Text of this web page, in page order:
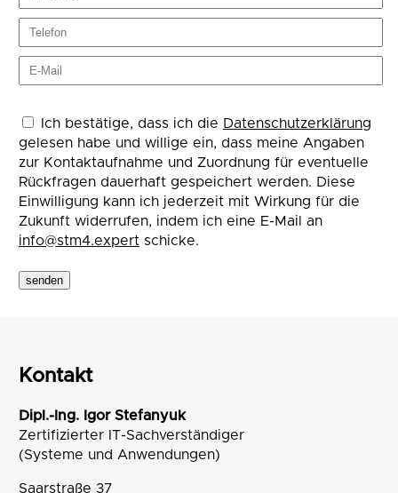
Ich bestätige, dass ich die Datenschutzerklärung
gelesen habe und willige ein, dass meine Angaben
zur Kontaktaufnahme und Zuordnung für eventuelle
Rückfragen dauerhaft gespeichert werden. Diese
Einwilligung kann ich jederzeit mit Wirkung für die
Zukunft widerrufen, indem ich eine E-Mail an
info@stm4.expertschicke.
senden
Kontakt
Dipl.-Ing. Igor Stefanyuk
Zertifizierter IT-Sachverständiger
(Systeme und Anwendungen)
Saarstraße 37